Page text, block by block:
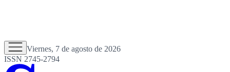
Viernes, 7 de agosto de 2026
ISSN 2745-2794